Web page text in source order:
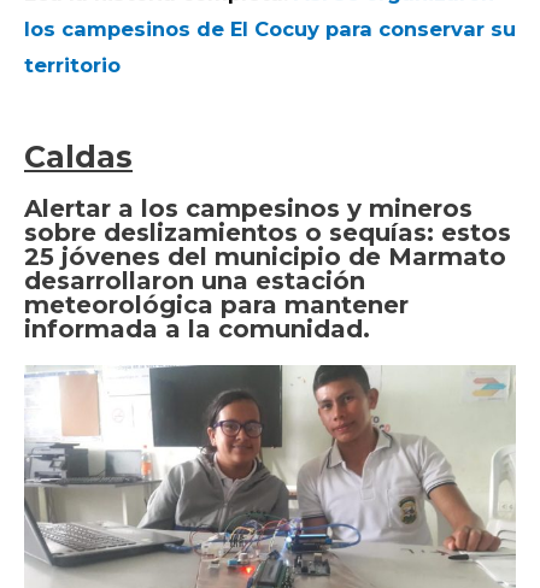
los campesinos de El Cocuy para conservar su
territorio
Caldas
Alertar a los campesinos y mineros
sobre deslizamientos o sequías: estos
25 jóvenes del municipio de Marmato
desarrollaron una estación
meteorológica para mantener
informada a la comunidad.